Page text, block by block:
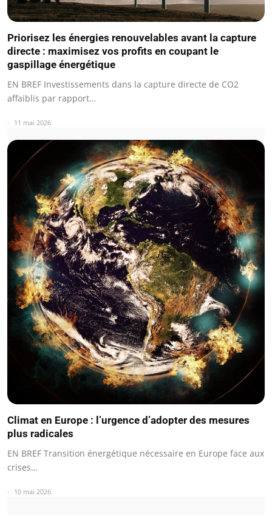
Priorisez les énergies renouvelables avant la capture
directe : maximisez vos profits en coupant le
gaspillage énergétique
EN BREF Investissements dans la capture directe de CO2
affaiblis par rapport…
11 mai 2026
Climat en Europe : l’urgence d’adopter des mesures
plus radicales
EN BREF Transition énergétique nécessaire en Europe face aux
crises…
10 mai 2026